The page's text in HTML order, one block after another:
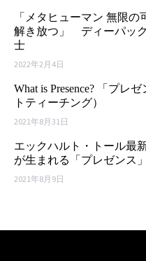
「メタヒューマン 無限の
解き放つ」 ディーパッ
士
2022年2月4日
What is Presence? 「プレ
トティーチング）
2021年8月31日
エックハルト・トール最
が生まれる「プレゼンス
2021年8月9日